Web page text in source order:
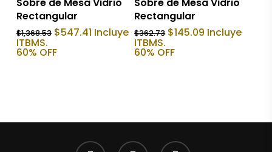
Rectangular
$1,368.53 El
original
$547.41El
precio
Incluye
ITBMS.
60% OFF
Rectangular
$362.73 El
original
$145.09 El
precio
Incluye
ITBMS.
60% OFF
facebook youtube instagram